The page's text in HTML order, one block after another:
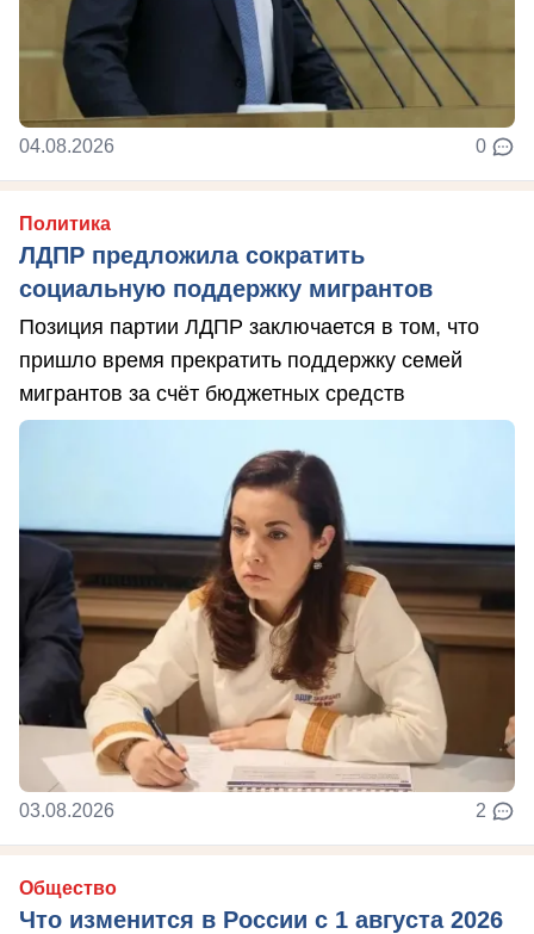
04.08.2026 0
Политика
ЛДПР предложила сократить
социальную поддержку мигрантов
Позиция партии ЛДПР заключается в том, что
пришло время прекратить поддержку семей
мигрантов за счёт бюджетных средств
03.08.2026 2
Общество
Что изменится в России с 1 августа 2026